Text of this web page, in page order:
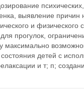
выявление причин
и физического
прогулок,
детей с
и т; п;